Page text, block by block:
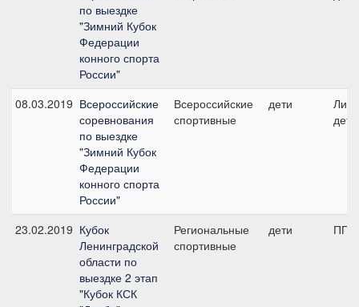
по выездке
"Зимний Кубок
Федерации
конного спорта
России"
08.03.2019 Всероссийские
соревнования
по выездке
"Зимний Кубок
Федерации
конного спорта
России"
Всероссийские
спортивные
дети
дети
23.02.2019 Кубок
Ленинградской
области по
выездке 2 этап
"Кубок КСК
Региональные
спортивные
дети ПП